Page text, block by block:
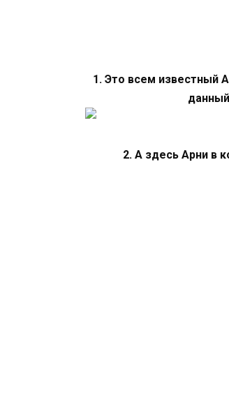
1. Это всем известный
2. А здесь Арни в